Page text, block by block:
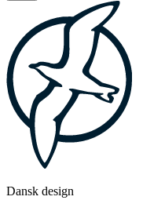
Dansk design